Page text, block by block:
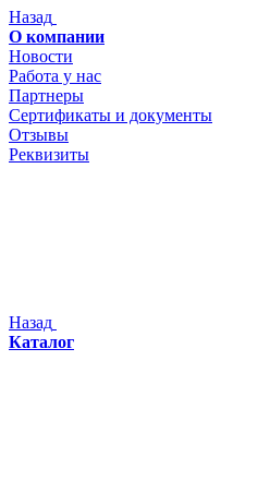
Назад
О компании
Новости
Работа у нас
Партнеры
Сертификаты и документы
Отзывы
Реквизиты
Назад
Каталог